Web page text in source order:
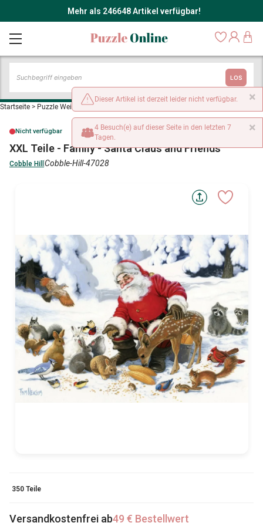
Mehr als 246648 Artikel verfügbar!
LOS
Startseite > Puzzle Weihnachten
Nicht verfügbar
XXL Teile - Family - Santa Claus and Friends
Cobble Hill Cobble-Hill-47028
350 Teile
Versandkostenfrei ab49 € Bestellwert
×
Dieser Artikel ist derzeit leider nicht verfügbar.
×
4 Besuch(e) auf dieser Seite in den letzten 7
Tagen.